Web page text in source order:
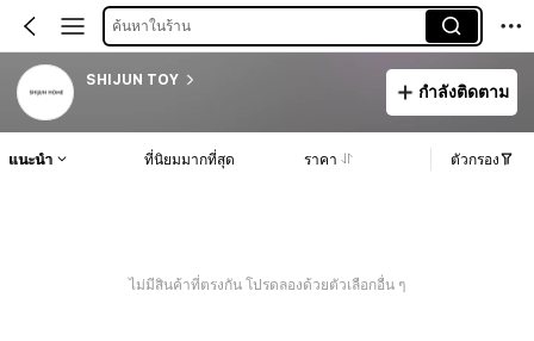
ค้นหาในร้าน
SHIJUN TOY
กำลังติดตาม
แนะนำ ที่นิยมมากที่สุด ราคา ตัวกรอง
ไม่มีสินค้าที่ตรงกัน โปรดลองด้วยตัวเลือกอื่น ๆ